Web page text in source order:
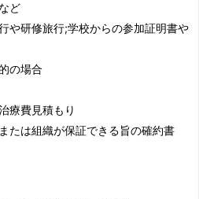
ど
や研修旅行;学校からの参加証明書や
の場合
療費見積もり
たは組織が保証できる旨の確約書